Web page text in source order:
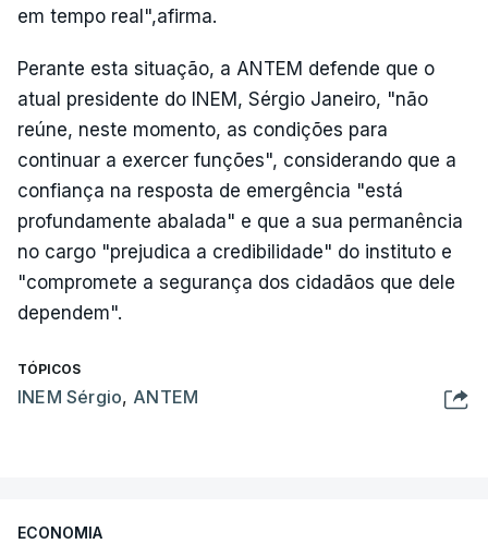
em tempo real",afirma.
Perante esta situação, a ANTEM defende que o
atual presidente do INEM, Sérgio Janeiro, "não
reúne, neste momento, as condições para
continuar a exercer funções", considerando que a
confiança na resposta de emergência "está
profundamente abalada" e que a sua permanência
no cargo "prejudica a credibilidade" do instituto e
"compromete a segurança dos cidadãos que dele
dependem".
TÓPICOS
INEM Sérgio, ANTEM
ECONOMIA